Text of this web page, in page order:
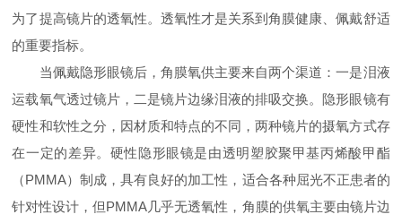
为了提高镜片的透氧性。透氧性才是关系到角膜健康、佩戴舒适
的重要指标。
当佩戴隐形眼镜后，角膜氧供主要来自两个渠道：一是泪液
运载氧气透过镜片，二是镜片边缘泪液的排吸交换。隐形眼镜有
硬性和软性之分，因材质和特点的不同，两种镜片的摄氧方式存
在一定的差异。硬性隐形眼镜是由透明塑胶聚甲基丙烯酸甲酯
（PMMA）制成，具有良好的加工性，适合各种屈光不正患者的
针对性设计，但PMMA几乎无透氧性，角膜的供氧主要由镜片边